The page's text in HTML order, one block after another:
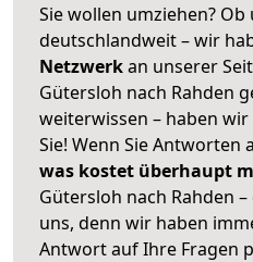
Sie wollen umziehen?
deutschlandweit – wir
Netzwerkan unserer
Gütersloh nach Rahden
weiterwissen – haben
Sie! Wenn Sie Antworten
was kostet überhaupt
Gütersloh nach Rahden
uns, denn wir haben
Antwort auf Ihre Fragen